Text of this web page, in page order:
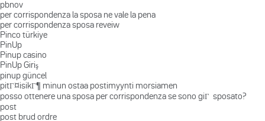
pbnov
per corrispondenza la sposa ne vale la pena
per corrispondenza sposa reveiw
Pinco türkiye
PinUp
Pinup casino
PinUp Giriş
pinup güncel
pitГ¤isikГ¶ minun ostaa postimyynti morsiamen
posso ottenere una sposa per corrispondenza se sono giГ sposato?
post
post brud ordre